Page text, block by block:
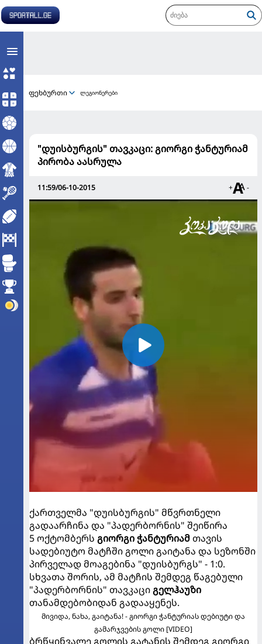
ფეხბურთი ლეგიონერები
"დუისბურგის" თავკაცი: გიორგი ჭანტურიამ
პირობა აასრულა
11:59/06-10-2015 + -
ქართველმა "დუისბურგის" მწვრთნელი
გადაარჩინა და "პადერბორნის" შეიწირა
5 ოქტომბერს გიორგი ჭანტურიამთავის
სადებიუტო მატჩში გოლი გაიტანა და სეზონში
პირველად მოაგებინა "დუისბურგს" - 1:0.
სხვათა შორის, ამ მატჩის შემდეგ წაგებული
"პადერბორნის" თავკაციგელჰაუზი
თანამდებობიდან გადააყენეს.
მივიდა, ნახა, გაიტანა! - გიორგი ჭანტურიას დებიუტი და
გამარჯვების გოლი [VIDEO]
ბრწყინვალე გოლის გატანის შემდეგ გიორგი